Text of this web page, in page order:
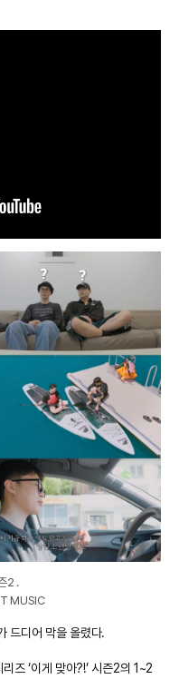
2 .
MUSIC
드디어 막을 올렸다.
즈 ‘이게 맞아?!’ 시즌2의 1~2